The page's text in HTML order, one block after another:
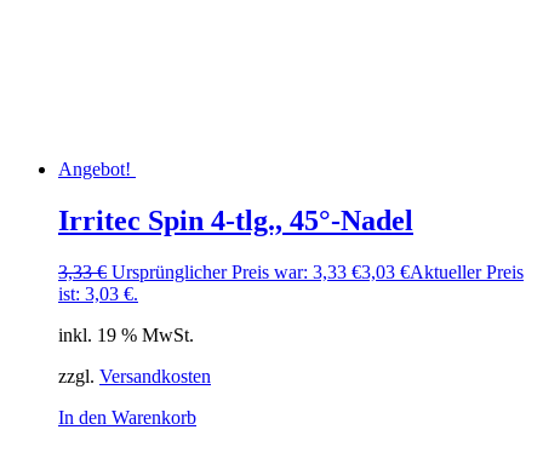
Angebot!
Irritec Spin 4-tlg., 45°-Nadel
3,33€ Ursprünglicher Preis war: 3,33 €3,03 €Aktueller Preis
ist: 3,03 €.
inkl. 19 % MwSt.
zzgl. Versandkosten
In den Warenkorb